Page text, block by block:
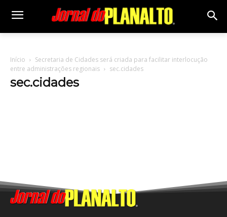
Início
Secretaria de Cidades será criada para facilitar interlocução
entre administrações regionais
sec.cidades
sec.cidades